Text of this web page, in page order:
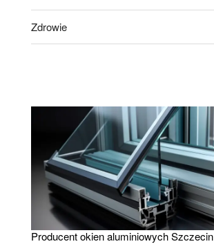
Zdrowie
Producent okien aluminiowych Szczecin